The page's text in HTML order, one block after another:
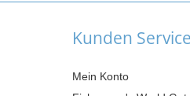
Kunden Service
Mein Konto